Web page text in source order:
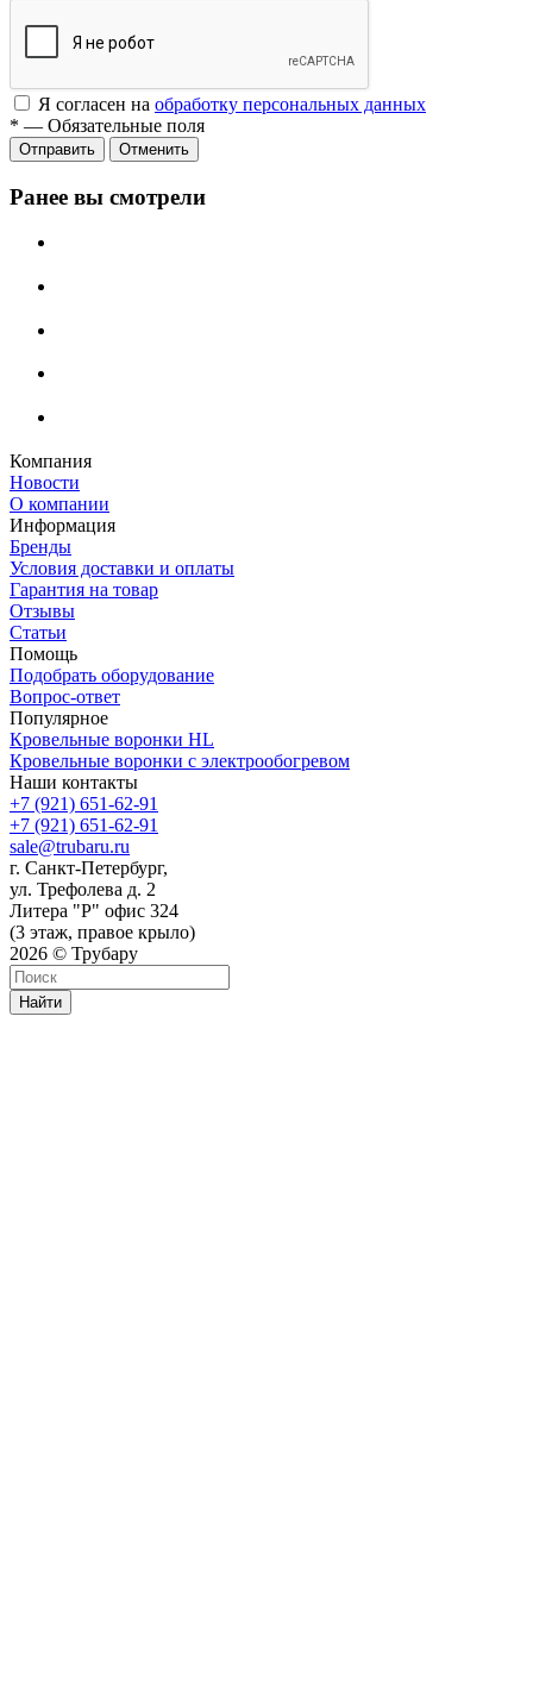
Я согласен на обработку персональных данных
* — Обязательные поля
Отменить
Ранее вы смотрели
Компания
Новости
О компании
Информация
Бренды
Условия доставки и оплаты
Гарантия на товар
Отзывы
Статьи
Помощь
Подобрать оборудование
Вопрос-ответ
Популярное
Кровельные воронки HL
Кровельные воронки с электрообогревом
Наши контакты
+7 (921) 651-62-91
+7 (921) 651-62-91
sale@trubaru.ru
г. Санкт-Петербург,
ул. Трефолева д. 2
Литера "Р" офис 324
(3 этаж, правое крыло)
2026 © Трубару
Найти